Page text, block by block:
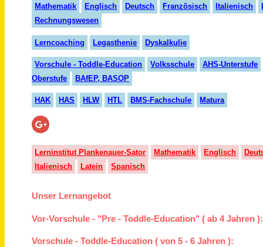
Mathematik Englisch Deutsch Französisch Italienisch
Rechnungswesen
Lerncoaching Legasthenie Dyskalkulie
Vorschule - Toddle-Education Volksschule
AHS-Unterstufe
Oberstufe
BAfEP, BASOP
HAK HAS HLW HTL BMS-Fachschule Matura
Lerninstitut Plankenauer-Sator Mathematik Englisch
Italienisch
Latein Spanisch
Unser Lernangebot
Vor-Vorschule - "Pre - Toddle-Education" ( ab 4 Jahren ):
Vorschule - Toddle-Education ( von 5 - 6 Jahren ):